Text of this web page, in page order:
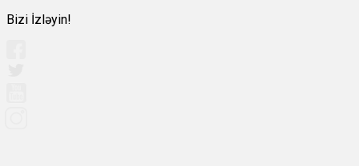
Bizi İzləyin!